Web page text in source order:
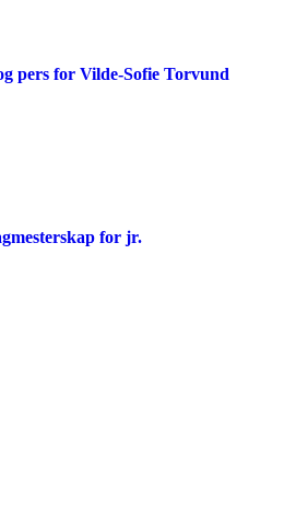
pers for Vilde-Sofie Torvund
for jr.